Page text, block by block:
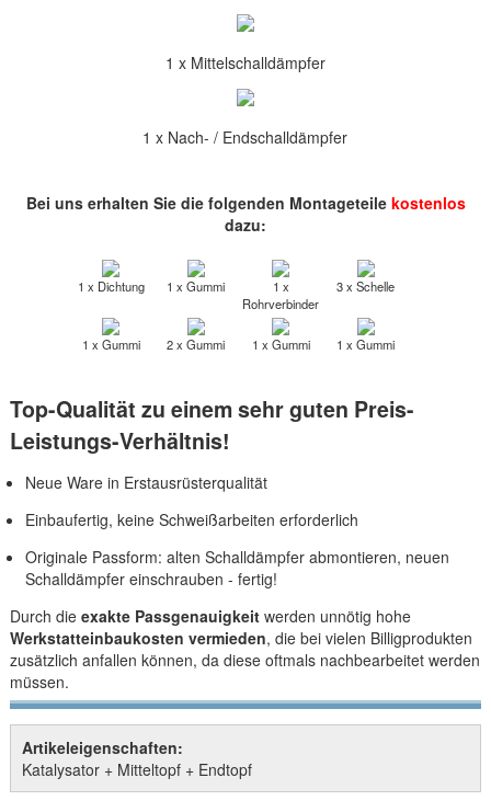
1 x Mittelschalldämpfer
1 x Nach- / Endschalldämpfer
Bei uns erhalten Sie die folgenden Montageteile kostenlos
dazu:
1 x Dichtung 1 x Gummi
1 x
Rohrverbinder
3 x Schelle
1 x Gummi 2 x Gummi 1 x Gummi 1 x Gummi
Top-Qualität zu einem sehr guten Preis-
Leistungs-Verhältnis!
Neue Ware in Erstausrüsterqualität
Einbaufertig, keine Schweißarbeiten erforderlich
Originale Passform: alten Schalldämpfer abmontieren, neuen
Schalldämpfer einschrauben - fertig!
Durch die exakte Passgenauigkeitwerden unnötig hohe
Werkstatteinbaukosten vermieden, die bei vielen Billigprodukten
zusätzlich anfallen können, da diese oftmals nachbearbeitet werden
müssen.
Artikeleigenschaften:
Katalysator + Mitteltopf + Endtopf